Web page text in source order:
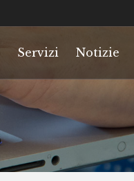
Servizi Notizie